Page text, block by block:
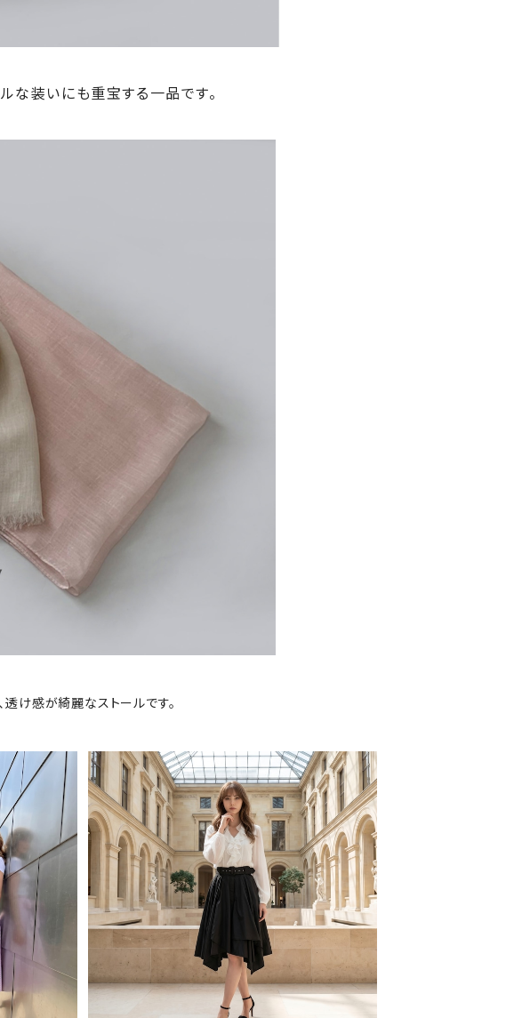
な装いにも重宝する一品です。
透け感が綺麗なストールです。
・レイ
L'acqua(ラクア）裾アシンメトリースカー
ト M831SK
¥21,560
30%OFF
SOLD OUT